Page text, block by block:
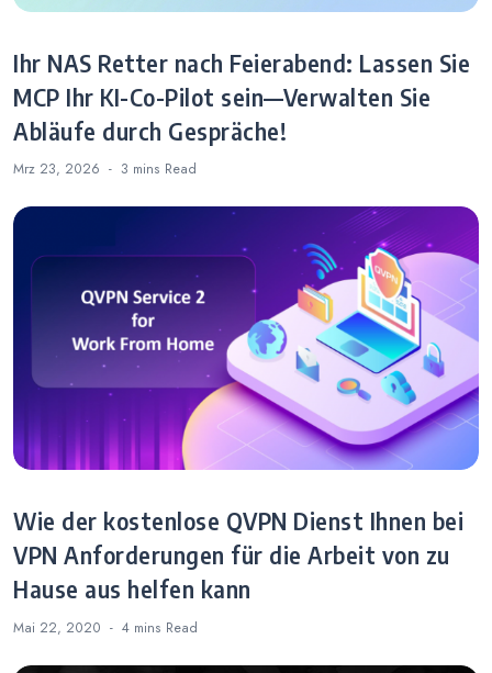
Ihr NAS Retter nach Feierabend: Lassen Sie
MCP Ihr KI-Co-Pilot sein—Verwalten Sie
Abläufe durch Gespräche!
Mrz 23, 2026 3 mins Read
Wie der kostenlose QVPN Dienst Ihnen bei
VPN Anforderungen für die Arbeit von zu
Hause aus helfen kann
Mai 22, 2020 4 mins Read